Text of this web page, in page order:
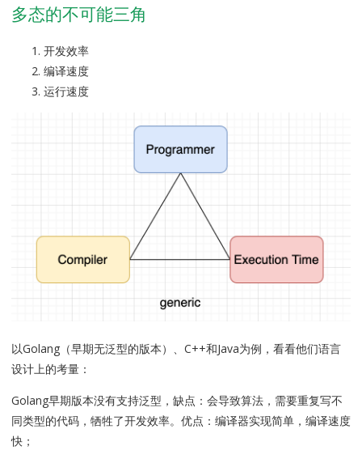
多态的不可能三角
开发效率
编译速度
运行速度
以Golang（早期无泛型的版本）、C++和Java为例，看看他们语言
设计上的考量：
Golang早期版本没有支持泛型，缺点：会导致算法，需要重复写不
同类型的代码，牺牲了开发效率。优点：编译器实现简单，编译速度
快；